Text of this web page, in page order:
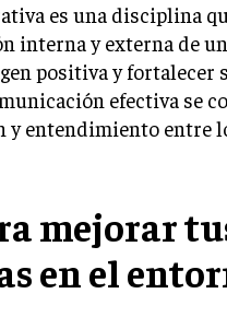
es una disciplina
interna y externa de
positiva y fortalecer
efectiva se
y entendimiento entre
mejorar
en el